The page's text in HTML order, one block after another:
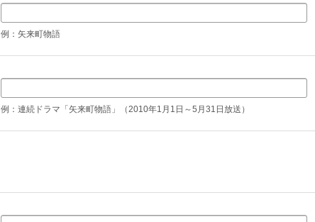
例：矢来町物語
例：連続ドラマ「矢来町物語」（2010年1月1日～5月31日放送）